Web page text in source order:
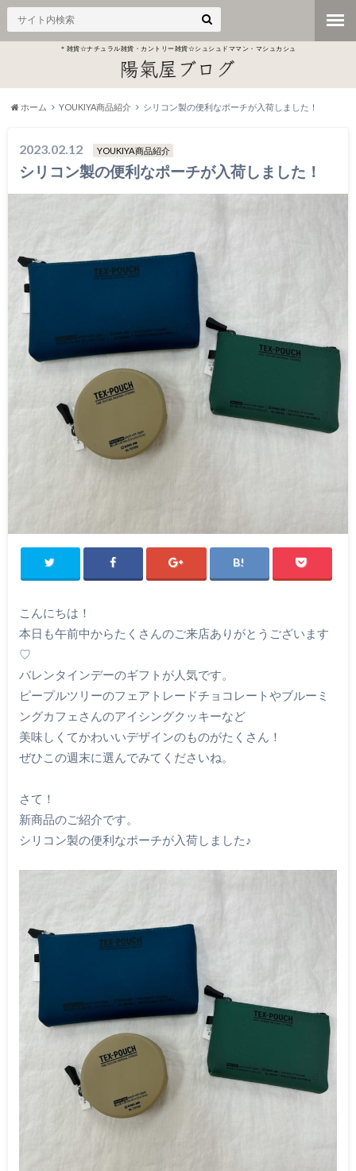
＊雑貨☆ナチュラル雑貨・カントリー雑貨☆シュシュドママン・マシュカシュ
ホーム YOUKIYA商品紹介 シリコン製の便利なポーチが入荷しました！
2023.02.12 YOUKIYA商品紹介
シリコン製の便利なポーチが入荷しました！
こんにちは！
本日も午前中からたくさんのご来店ありがとうございます
♡
バレンタインデーのギフトが人気です。
ピープルツリーのフェアトレードチョコレートやブルーミ
ングカフェさんのアイシングクッキーなど
美味しくてかわいいデザインのものがたくさん！
ぜひこの週末に選んでみてくださいね。
さて！
新商品のご紹介です。
シリコン製の便利なポーチが入荷しました♪